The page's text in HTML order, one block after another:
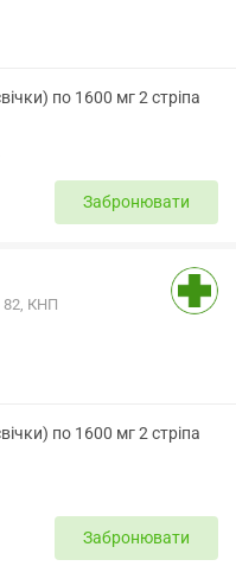
по 1600 мг 2 стріпа
Забронювати
82, КНП
по 1600 мг 2 стріпа
Забронювати